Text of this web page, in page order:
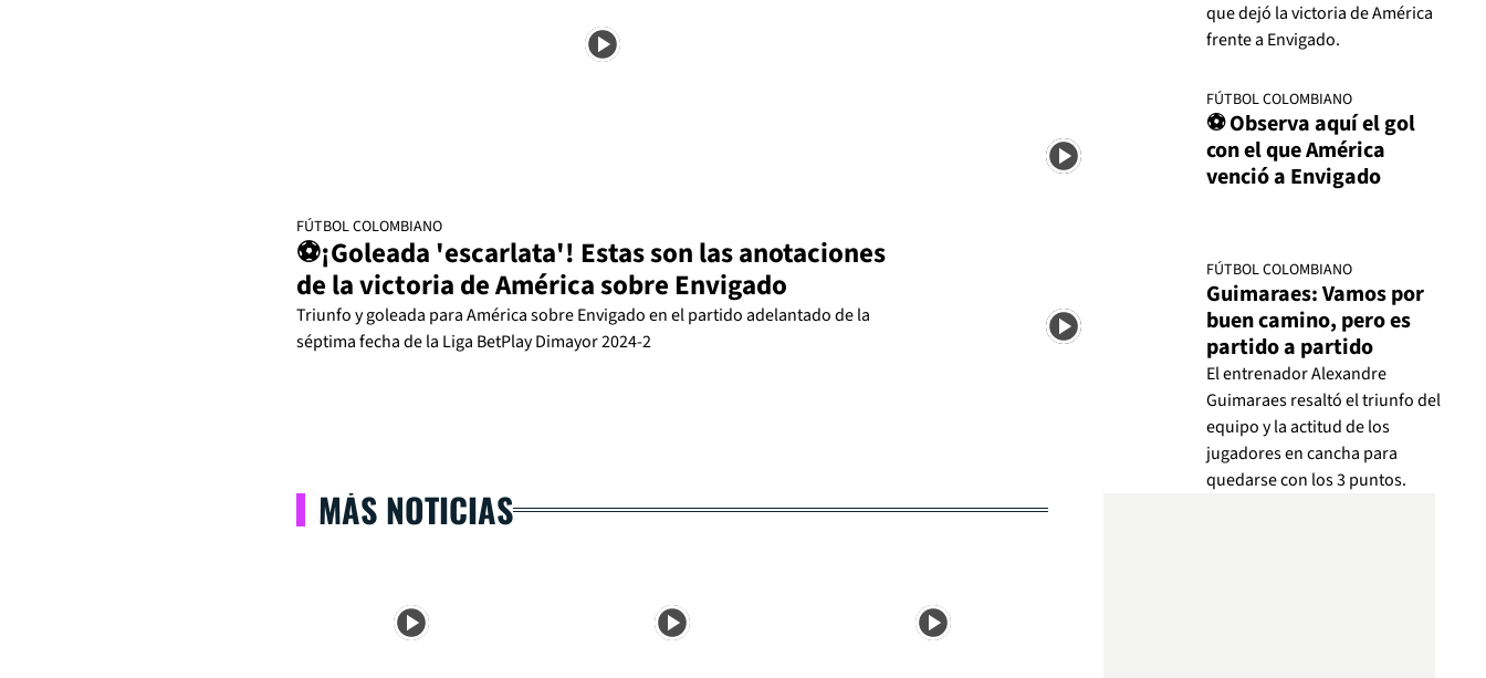
FÚTBOL COLOMBIANO
⚽¡Goleada 'escarlata'! Estas son las anotaciones
de la victoria de América sobre Envigado
Triunfo y goleada para América sobre Envigado en el partido adelantado de la
séptima fecha de la Liga BetPlay Dimayor 2024-2
que dejó la victoria de América
frente a Envigado.
FÚTBOL COLOMBIANO
⚽ Observa aquí el gol
con el que América
venció a Envigado
FÚTBOL COLOMBIANO
Guimaraes: Vamos por
buen camino, pero es
partido a partido
El entrenador Alexandre
Guimaraes resaltó el triunfo del
equipo y la actitud de los
jugadores en cancha para
quedarse con los 3 puntos.
MÁS NOTICIAS